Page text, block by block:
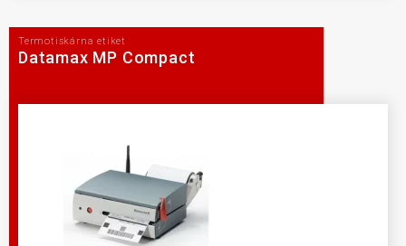
Termotiskárna etiket
Datamax MP Compact